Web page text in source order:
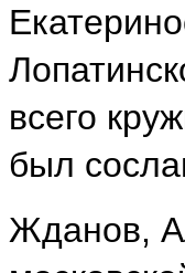
всего
был
Жданов,